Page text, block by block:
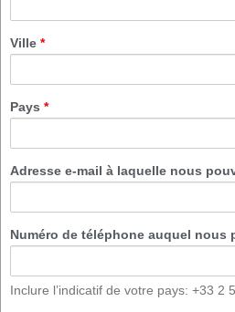
Ville *
Pays *
Adresse e-mail à laquelle nous
Numéro de téléphone auquel
Inclure l’indicatif de votre pays: +33 2